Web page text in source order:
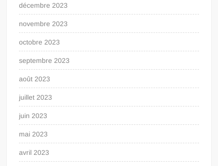
décembre 2023
novembre 2023
octobre 2023
septembre 2023
août 2023
juillet 2023
juin 2023
mai 2023
avril 2023